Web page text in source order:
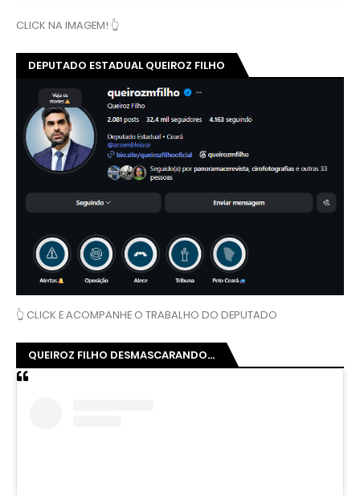
CLICK NA IMAGEM! 👆
DEPUTADO ESTADUAL QUEIROZ FILHO
👆 CLICK E ACOMPANHE O TRABALHO DO DEPUTADO
QUEIROZ FILHO DESMASCARANDO...